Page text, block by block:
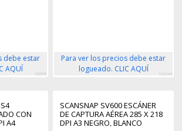
debe estar
AQUÍ
45899
Para ver los precios debe estar
logueado. CLIC AQUÍ
102644
CON
A4
SCANSNAP SV600 ESCÁNER
DE CAPTURA AÉREA 285 X 218
DPI A3 NEGRO, BLANCO